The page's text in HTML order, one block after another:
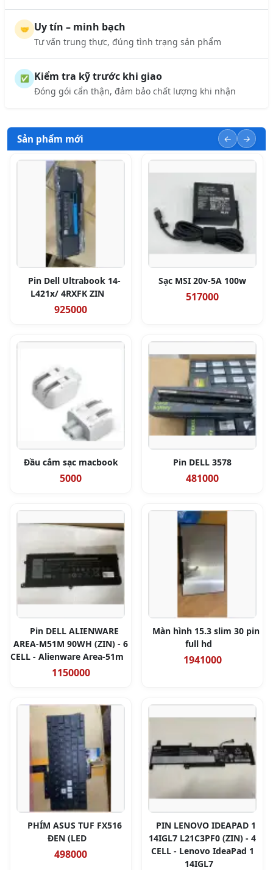
🤝 Uy tín – minh bạch
Tư vấn trung thực, đúng tình trạng sản phẩm
✅ Kiểm tra kỹ trước khi giao
Đóng gói cẩn thận, đảm bảo chất lượng khi nhận
Sản phẩm mới
Pin Dell Ultrabook 14-
L421x/ 4RXFK ZIN
925000
Sạc MSI 20v-5A 100w
517000
Đầu cắm sạc macbook
5000
Pin DELL 3578
481000
Pin DELL ALIENWARE
AREA-M51M 90WH (ZIN) - 6
CELL - Alienware Area-51m
1150000
Màn hình 15.3 slim 30 pin
full hd
1941000
PHÍM ASUS TUF FX516
ĐEN (LED
498000
PIN LENOVO IDEAPAD 1
14IGL7 L21C3PF0 (ZIN) - 4
CELL - Lenovo IdeaPad 1
14IGL7